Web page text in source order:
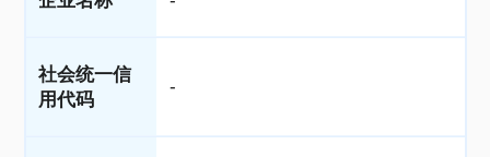
社会统一信
用代码
-